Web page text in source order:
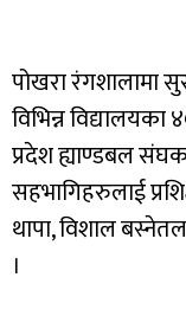
पोखरा रंगशालामा
विभिन्न
प्रदेश ह्याण्डबल
सहभागिहरुलाई
थापा, विशाल
।